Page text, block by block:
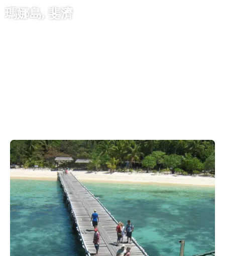
瑪娜島, 斐濟